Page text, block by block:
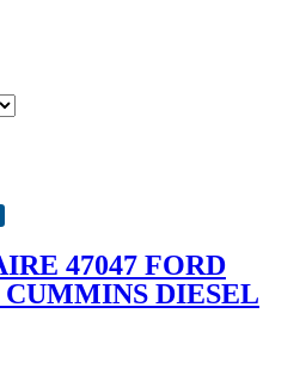
47047 FORD
CUMMINS DIESEL